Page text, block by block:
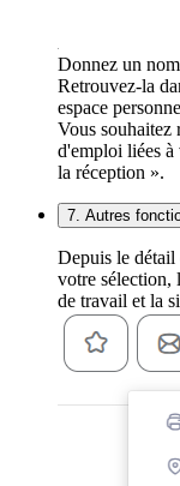
Donnez un
Retrouvez-la
espace
Vous souhaitez
d'emploi liées
la réception ».
7. Autres
Depuis le
votre sélection,
de travail et la